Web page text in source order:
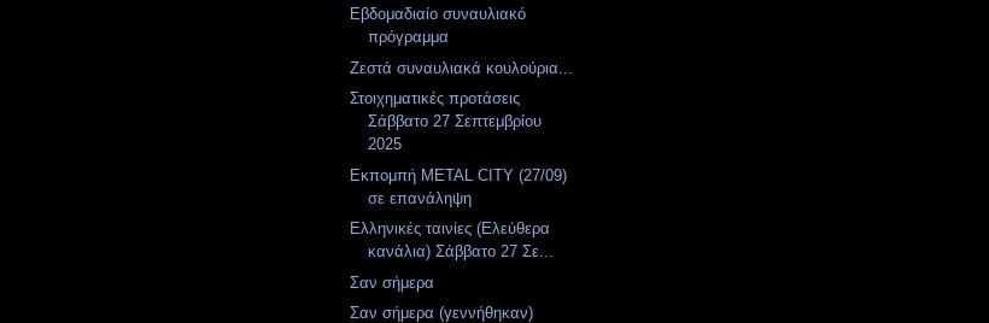
Εβδομαδιαίο συναυλιακό
πρόγραμμα
Ζεστά συναυλιακά κουλούρια...
Στοιχηματικές προτάσεις
Σάββατο 27 Σεπτεμβρίου
2025
Εκπομπή METAL CITY (27/09)
σε επανάληψη
Ελληνικές ταινίες (Ελεύθερα
κανάλια) Σάββατο 27 Σε...
Σαν σήμερα
Σαν σήμερα (γεννήθηκαν)